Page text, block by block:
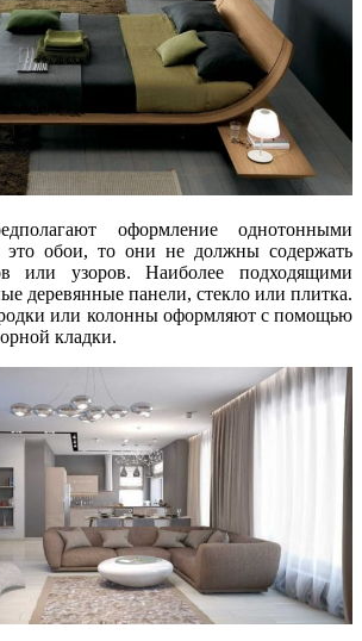
оформление однотонными
это обои, то они не должны содержать
или узоров. Наиболее подходящими
деревянные панели, стекло или плитка.
или колонны оформляют с помощью
кладки.